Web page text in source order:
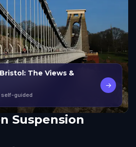
The Views &
self-guided
→
Suspension